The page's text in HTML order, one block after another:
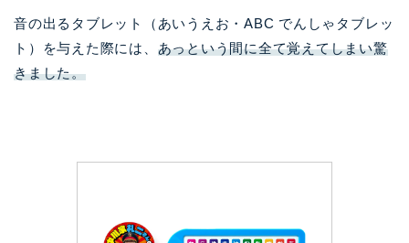
音の出るタブレット（あいうえお・ABC でんしゃタブレッ
ト）を与えた際には、 あっという間に全て覚えてしまい驚
きました。